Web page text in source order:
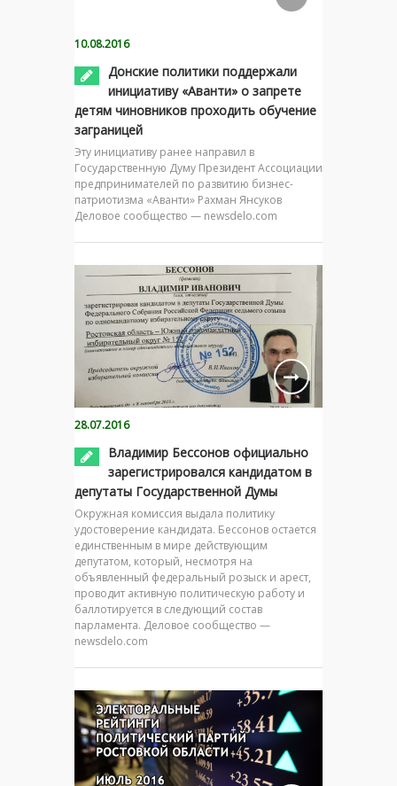
10.08.2016
Донские политики поддержали
инициативу «Аванти» о запрете
детям чиновников проходить обучение
заграницей
Эту инициативу ранее направил в
Государственную Думу Президент Ассоциации
предпринимателей по развитию бизнес-
патриотизма «Аванти» Рахман Янсуков
Деловое сообщество — newsdelo.com
28.07.2016
Владимир Бессонов официально
зарегистрировался кандидатом в
депутаты Государственной Думы
Окружная комиссия выдала политику
удостоверение кандидата. Бессонов остается
единственным в мире действующим
депутатом, который, несмотря на
объявленный федеральный розыск и арест,
проводит активную политическую работу и
баллотируется в следующий состав
парламента. Деловое сообщество —
newsdelo.com